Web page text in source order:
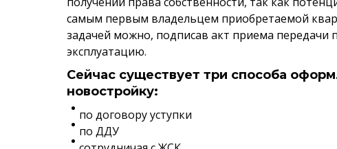
самым первым владельцем приобретаемой
задачей можно, подписав акт приема передачи
эксплуатацию.
Сейчас существует три способа
новостройку:
по договору уступки
по ДДУ